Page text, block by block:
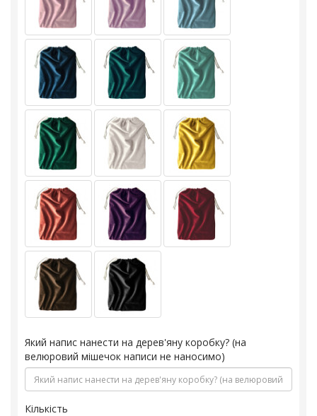
Який напис нанести на дерев'яну коробку? (на
велюровий мішечок написи не наносимо)
Кількість